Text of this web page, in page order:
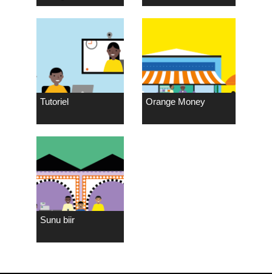
Tutoriel Orange Money
Sunu biir